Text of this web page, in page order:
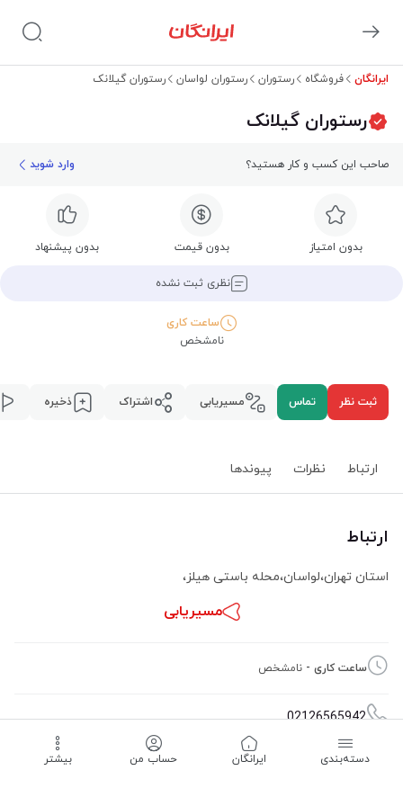
ایرانگان فروشگاه رستوران رستوران لواسان رستوران گیلانک
رستوران گیلانک
صاحب این کسب و کار هستید؟ وارد شوید
بدون امتیاز بدون قیمت بدون پیشنهاد
نظری ثبت نشده
ساعت کاری
نامشخص
ثبت نظر تماس مسیریابی اشتراک ذخیره
ارتباط نظرات پیوند‌ها
ارتباط
استان تهران،لواسان،محله باستی هیلز،
مسیریابی
ساعت کاری - نامشخص
02126565942
دسته‌بندی ‌ایرانگان حساب من بیشتر